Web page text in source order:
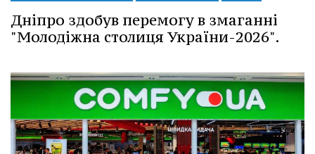
Дніпро здобув перемогу в змаганні
"Молодіжна столиця України-2026".